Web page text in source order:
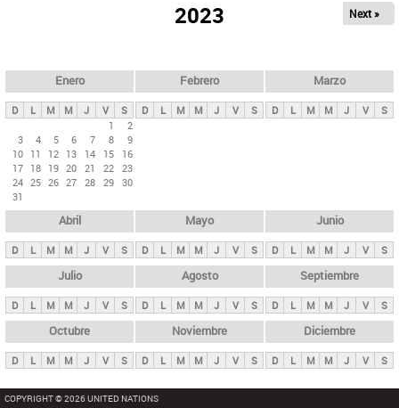
ds
p
n
c
i
p
l
e
s
2023 Next »
Enero
D L M M J V
S
1
2
3
4 5 6 7 8
9
10 11 12 13 14 15
16
17 18 19 20 21 22 23
24 25 26 27 28 29 30
31
Febrero
D L M M J V S
Marzo
D L M M J V S
Abril
D L M M J V S
Mayo
D L M M J V S
Junio
D L M M J V S
Julio
D L M M J V S
Agosto
D L M M J V S
Septiembre
D L M M J V S
Octubre
D L M M J V S
Noviembre
D L M M J V S
Diciembre
D L M M J V S
COPYRIGHT © 2026 UNITED NATIONS